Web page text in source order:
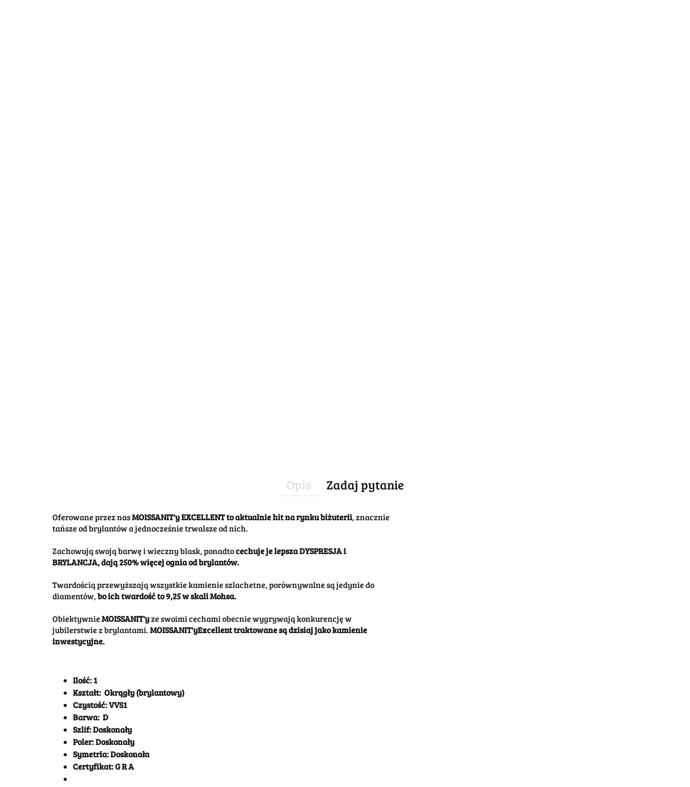
Opis Zadaj pytanie
Oferowane przez nasMOISSANIT'y EXCELLENTto aktualnie hit na rynku biżuterii, znacznie
tańsze od brylantów a jednocześnie trwalsze od nich.
Zachowują swoją barwę i wieczny blask, ponadtocechuje je lepsza DYSPRESJA i
BRYLANCJA,dają 250% więcej ognia od brylantów.
Twardością przewyższają wszystkie kamienie szlachetne, porównywalne są jedynie do
diamentów,bo ich twardość to 9,25 w skali Mohsa.
ObiektywnieMOISSANIT'yze swoimi cechami obecnie wygrywają konkurencję w
jubilerstwie z brylantami.MOISSANIT'yExcellent traktowane są dzisiaj jako kamienie
inwestycyjne.
Ilość: 1
Kształt: Okrągły (brylantowy)
Czystość: VVS1
Barwa: D
Szlif: Doskonały
Poler: Doskonały
Symetria: Doskonała
Certyfikat: G R A